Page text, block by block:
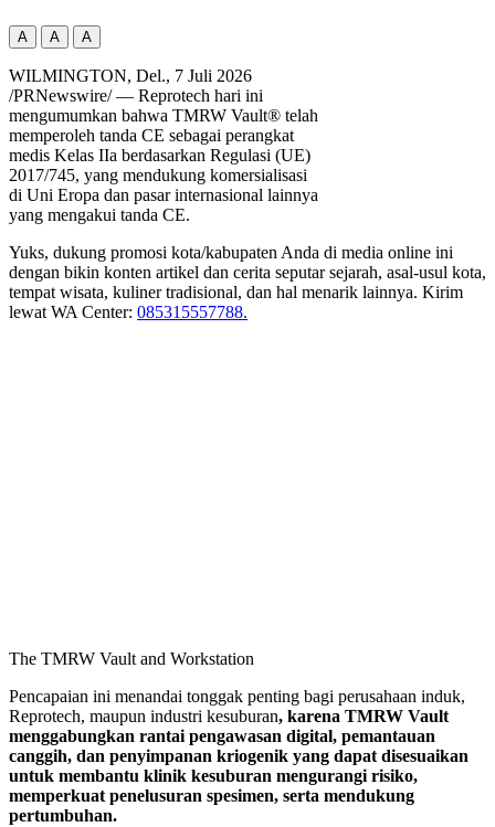
A A A
WILMINGTON, Del., 7 Juli 2026
/PRNewswire/ — Reprotech hari ini
mengumumkan bahwa TMRW Vault® telah
memperoleh tanda CE sebagai perangkat
medis Kelas IIa berdasarkan Regulasi (UE)
2017/745, yang mendukung komersialisasi
di Uni Eropa dan pasar internasional lainnya
yang mengakui tanda CE.
Yuks, dukung promosi kota/kabupaten Anda di media online ini
dengan bikin konten artikel dan cerita seputar sejarah, asal-usul kota,
tempat wisata, kuliner tradisional, dan hal menarik lainnya. Kirim
lewat WA Center: 085315557788.
The TMRW Vault and Workstation
Pencapaian ini menandai tonggak penting bagi perusahaan induk,
Reprotech, maupun industri kesuburan, karena TMRW Vault
menggabungkan rantai pengawasan digital, pemantauan
canggih, dan penyimpanan kriogenik yang dapat disesuaikan
untuk membantu klinik kesuburan mengurangi risiko,
memperkuat penelusuran spesimen, serta mendukung
pertumbuhan.